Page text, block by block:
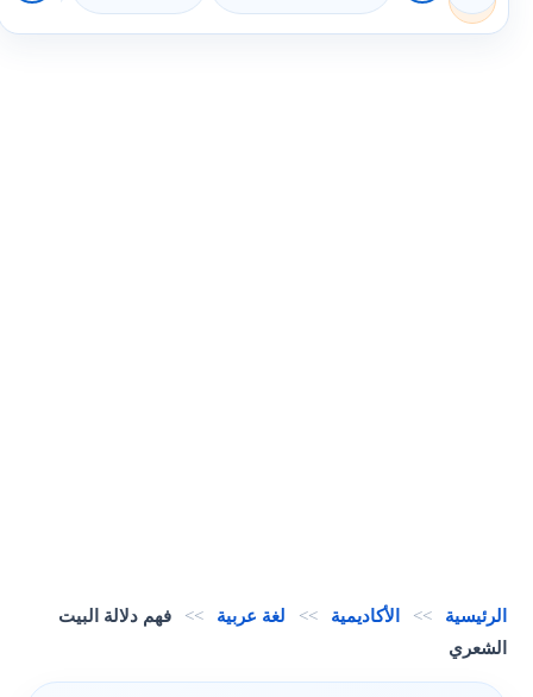
الرئيسية >> الأكاديمية >> لغة عربية >>
فهم دلالة البيت
الشعري